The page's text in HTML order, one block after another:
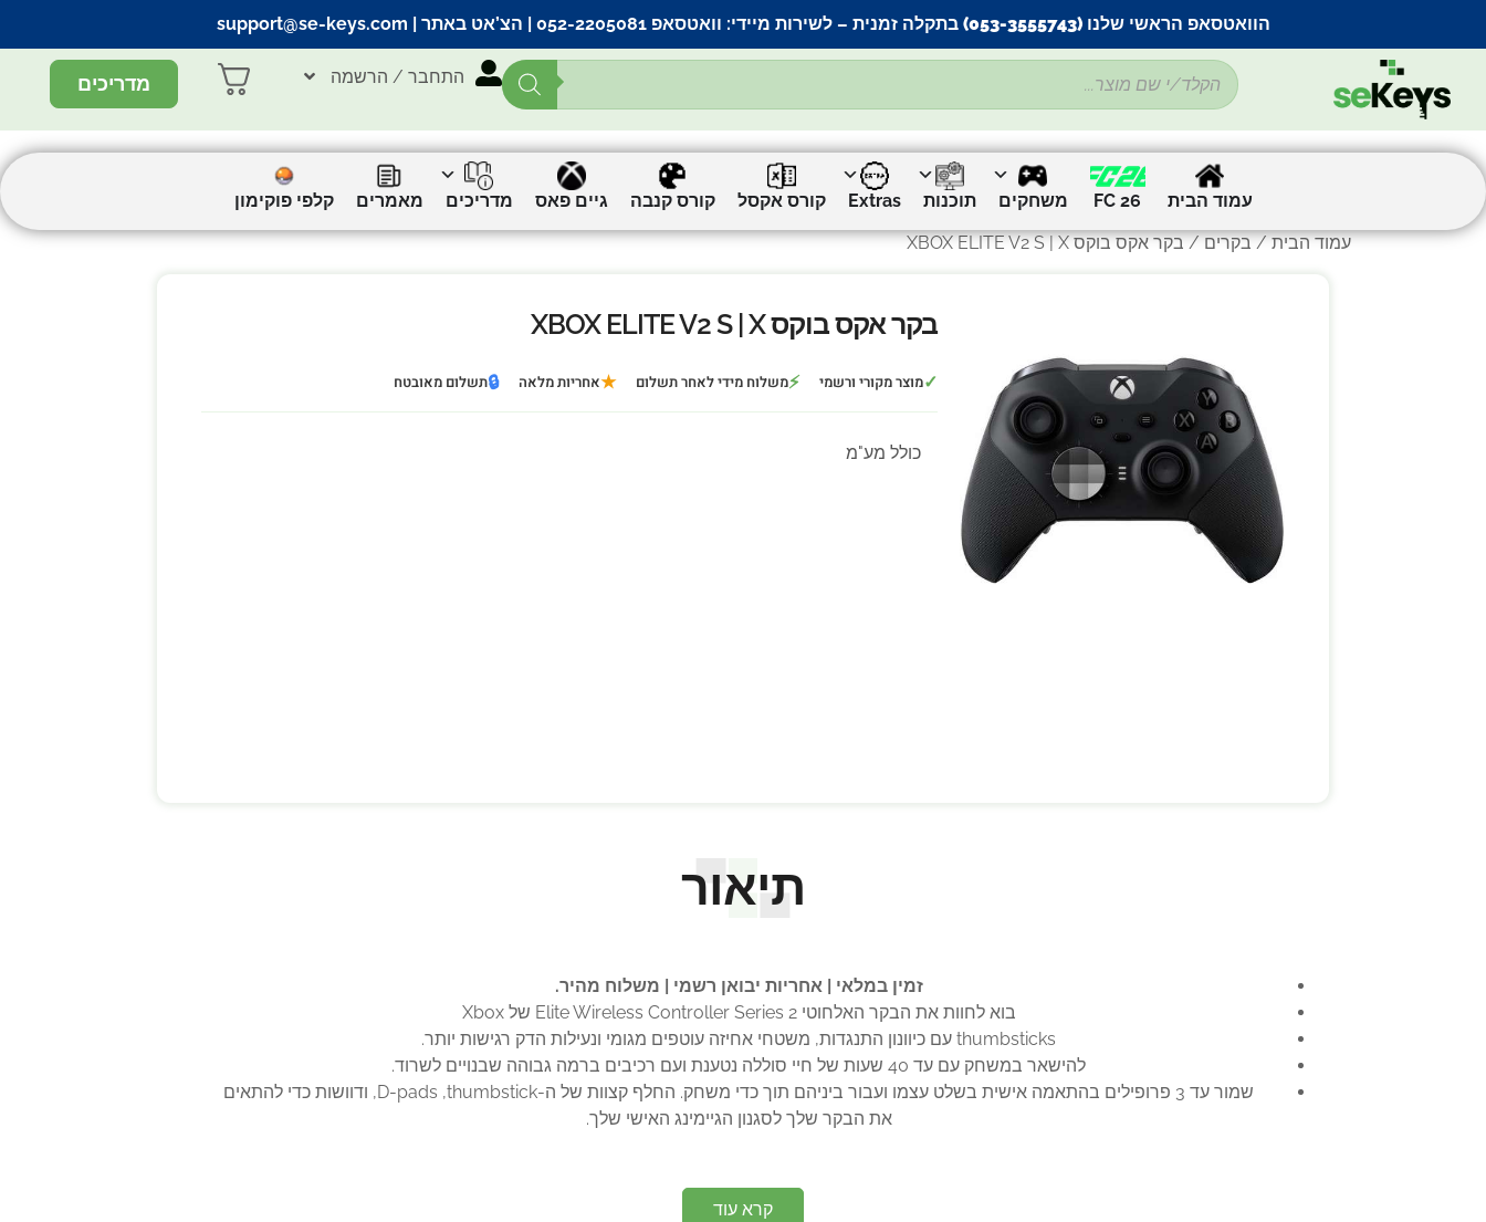
הוואטסאפ הראשי שלנו (053-3555743) בתקלה זמנית – לשירות מיידי: וואטסאפ 052-2205081 | הצ’אט באתר | support@se-keys.com
התחבר / הרשמה מדריכים
עמוד הבית FC 26 משחקים תוכנות Extras קורס אקסל קורס קנבה גיים פאס מדריכים מאמרים
קלפי פוקימון
עמוד הבית/בקרים/ בקר אקס בוקס XBOX ELITE V2 S | X
בקר אקס בוקס XBOX ELITE V2 S | X
✓מוצר מקורי ורשמי ⚡משלוח מידי לאחר תשלום ★אחריות מלאה 🔒תשלום מאובטח
כולל מע"מ
תיאור
זמין במלאי | אחריות יבואן רשמי | משלוח מהיר.
בוא לחוות את הבקר האלחוטי Elite Wireless Controller Series 2 של Xbox
thumbsticks עם כיוונון התנגדות, משטחי אחיזה עוטפים מגומי ונעילות הדק רגישות יותר.
להישאר במשחק עם עד 40 שעות של חיי סוללה נטענת ועם רכיבים ברמה גבוהה שבנויים לשרוד.
שמור עד 3 פרופילים בהתאמה אישית בשלט עצמו ועבור ביניהם תוך כדי משחק. החלף קצוות של ה-thumbstick‏, D-pads, ודוושות כדי להתאים
את הבקר שלך לסגנון הגיימינג האישי שלך.
קרא עוד